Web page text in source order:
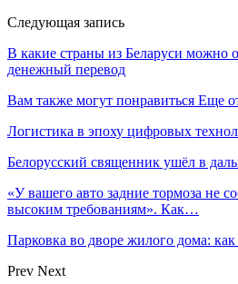
Следующая запись
В какие страны из Беларуси можно
денежный перевод
Вам также могут понравиться Еще
Логистика в эпоху цифровых
Белорусский священник ушёл в
«У вашего авто задние тормоза не
высоким требованиям». Как…
Парковка во дворе жилого дома:
Prev Next